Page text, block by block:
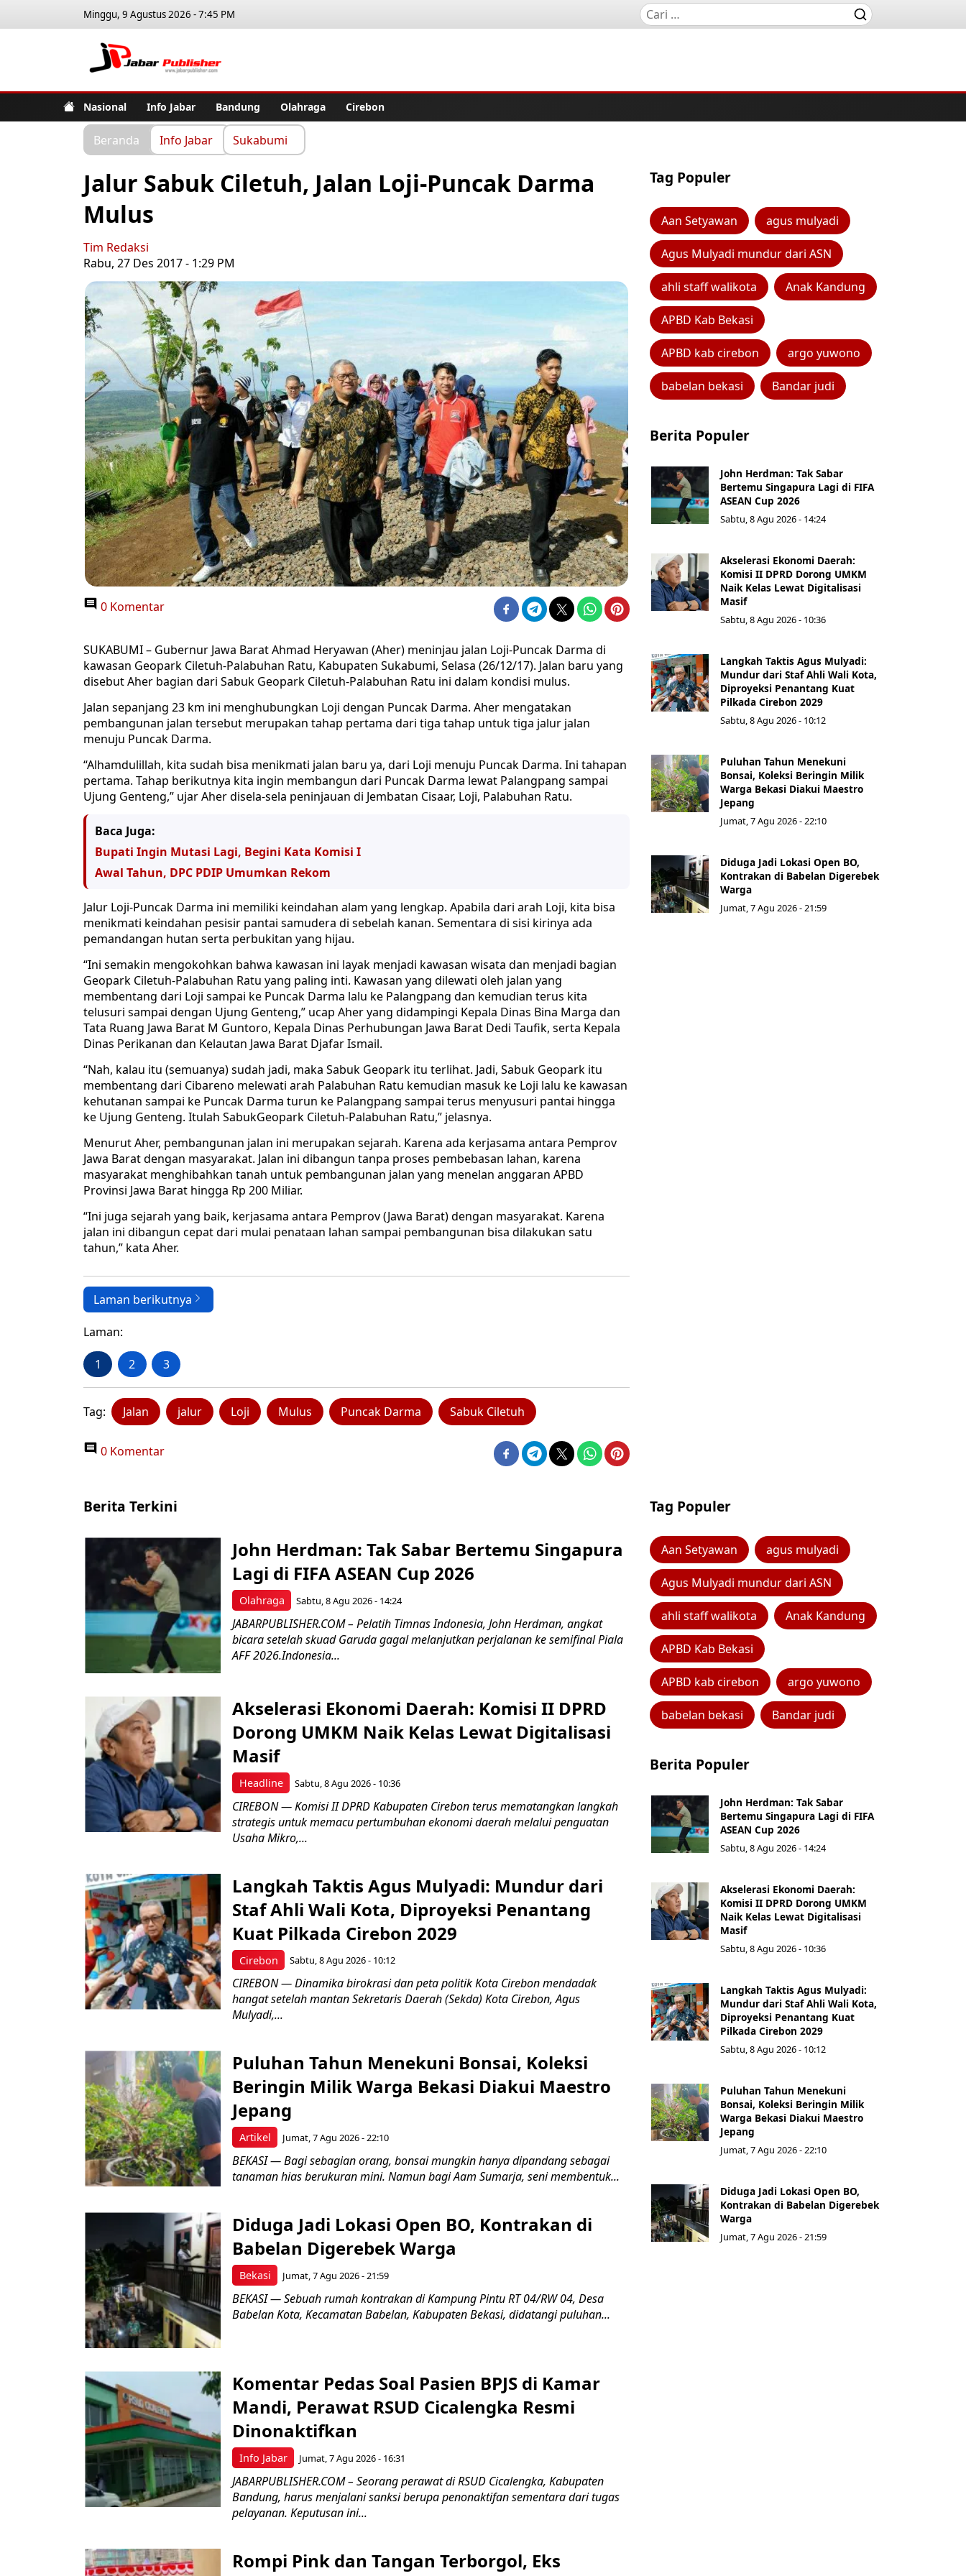
Minggu, 9 Agustus 2026 - 7:45 PM
Nasional Info Jabar Bandung Olahraga Cirebon
Beranda Info Jabar Sukabumi
Jalur Sabuk Ciletuh, Jalan Loji-Puncak Darma
Mulus
Tim Redaksi
Rabu, 27 Des 2017 - 1:29 PM
0 Komentar
SUKABUMI – Gubernur Jawa Barat Ahmad Heryawan (Aher) meninjau jalan Loji-Puncak Darma di
kawasan Geopark Ciletuh-Palabuhan Ratu, Kabupaten Sukabumi, Selasa (26/12/17). Jalan baru yang
disebut Aher bagian dari Sabuk Geopark Ciletuh-Palabuhan Ratu ini dalam kondisi mulus.
Jalan sepanjang 23 km ini menghubungkan Loji dengan Puncak Darma. Aher mengatakan
pembangunan jalan tersebut merupakan tahap pertama dari tiga tahap untuk tiga jalur jalan
menuju Puncak Darma.
“Alhamdulillah, kita sudah bisa menikmati jalan baru ya, dari Loji menuju Puncak Darma. Ini tahapan
pertama. Tahap berikutnya kita ingin membangun dari Puncak Darma lewat Palangpang sampai
Ujung Genteng,” ujar Aher disela-sela peninjauan di Jembatan Cisaar, Loji, Palabuhan Ratu.
Baca Juga:
Bupati Ingin Mutasi Lagi, Begini Kata Komisi I
Awal Tahun, DPC PDIP Umumkan Rekom
Jalur Loji-Puncak Darma ini memiliki keindahan alam yang lengkap. Apabila dari arah Loji, kita bisa
menikmati keindahan pesisir pantai samudera di sebelah kanan. Sementara di sisi kirinya ada
pemandangan hutan serta perbukitan yang hijau.
“Ini semakin mengokohkan bahwa kawasan ini layak menjadi kawasan wisata dan menjadi bagian
Geopark Ciletuh-Palabuhan Ratu yang paling inti. Kawasan yang dilewati oleh jalan yang
membentang dari Loji sampai ke Puncak Darma lalu ke Palangpang dan kemudian terus kita
telusuri sampai dengan Ujung Genteng,” ucap Aher yang didampingi Kepala Dinas Bina Marga dan
Tata Ruang Jawa Barat M Guntoro, Kepala Dinas Perhubungan Jawa Barat Dedi Taufik, serta Kepala
Dinas Perikanan dan Kelautan Jawa Barat Djafar Ismail.
“Nah, kalau itu (semuanya) sudah jadi, maka Sabuk Geopark itu terlihat. Jadi, Sabuk Geopark itu
membentang dari Cibareno melewati arah Palabuhan Ratu kemudian masuk ke Loji lalu ke kawasan
kehutanan sampai ke Puncak Darma turun ke Palangpang sampai terus menyusuri pantai hingga
ke Ujung Genteng. Itulah SabukGeopark Ciletuh-Palabuhan Ratu,” jelasnya.
Menurut Aher, pembangunan jalan ini merupakan sejarah. Karena ada kerjasama antara Pemprov
Jawa Barat dengan masyarakat. Jalan ini dibangun tanpa proses pembebasan lahan, karena
masyarakat menghibahkan tanah untuk pembangunan jalan yang menelan anggaran APBD
Provinsi Jawa Barat hingga Rp 200 Miliar.
“Ini juga sejarah yang baik, kerjasama antara Pemprov (Jawa Barat) dengan masyarakat. Karena
jalan ini dibangun cepat dari mulai penataan lahan sampai pembangunan bisa dilakukan satu
tahun,” kata Aher.
Laman berikutnya
Laman:
1 2 3
Tag: Jalan jalur Loji Mulus Puncak Darma Sabuk Ciletuh
0 Komentar
Tag Populer
Aan Setyawan agus mulyadi
Agus Mulyadi mundur dari ASN
ahli staff walikota Anak Kandung
APBD Kab Bekasi
APBD kab cirebon argo yuwono
babelan bekasi Bandar judi
Berita Populer
John Herdman: Tak Sabar
Bertemu Singapura Lagi di FIFA
ASEAN Cup 2026
Sabtu, 8 Agu 2026 - 14:24
Akselerasi Ekonomi Daerah:
Komisi II DPRD Dorong UMKM
Naik Kelas Lewat Digitalisasi
Masif
Sabtu, 8 Agu 2026 - 10:36
Langkah Taktis Agus Mulyadi:
Mundur dari Staf Ahli Wali Kota,
Diproyeksi Penantang Kuat
Pilkada Cirebon 2029
Sabtu, 8 Agu 2026 - 10:12
Puluhan Tahun Menekuni
Bonsai, Koleksi Beringin Milik
Warga Bekasi Diakui Maestro
Jepang
Jumat, 7 Agu 2026 - 22:10
Diduga Jadi Lokasi Open BO,
Kontrakan di Babelan Digerebek
Warga
Jumat, 7 Agu 2026 - 21:59
Berita Terkini
Olahraga
John Herdman: Tak Sabar Bertemu Singapura
Lagi di FIFA ASEAN Cup 2026
Sabtu, 8 Agu 2026 - 14:24
JABARPUBLISHER.COM – Pelatih Timnas Indonesia, John Herdman, angkat
bicara setelah skuad Garuda gagal melanjutkan perjalanan ke semifinal Piala
AFF 2026.Indonesia...
Headline
Akselerasi Ekonomi Daerah: Komisi II DPRD
Dorong UMKM Naik Kelas Lewat Digitalisasi
Masif
Sabtu, 8 Agu 2026 - 10:36
CIREBON — Komisi II DPRD Kabupaten Cirebon terus mematangkan langkah
strategis untuk memacu pertumbuhan ekonomi daerah melalui penguatan
Usaha Mikro,...
Cirebon
Langkah Taktis Agus Mulyadi: Mundur dari
Staf Ahli Wali Kota, Diproyeksi Penantang
Kuat Pilkada Cirebon 2029
Sabtu, 8 Agu 2026 - 10:12
CIREBON — Dinamika birokrasi dan peta politik Kota Cirebon mendadak
hangat setelah mantan Sekretaris Daerah (Sekda) Kota Cirebon, Agus
Mulyadi,...
Artikel
Puluhan Tahun Menekuni Bonsai, Koleksi
Beringin Milik Warga Bekasi Diakui Maestro
Jepang
Jumat, 7 Agu 2026 - 22:10
BEKASI — Bagi sebagian orang, bonsai mungkin hanya dipandang sebagai
tanaman hias berukuran mini. Namun bagi Aam Sumarja, seni membentuk...
Bekasi
Diduga Jadi Lokasi Open BO, Kontrakan di
Babelan Digerebek Warga
Jumat, 7 Agu 2026 - 21:59
BEKASI — Sebuah rumah kontrakan di Kampung Pintu RT 04/RW 04, Desa
Babelan Kota, Kecamatan Babelan, Kabupaten Bekasi, didatangi puluhan...
Info Jabar
Komentar Pedas Soal Pasien BPJS di Kamar
Mandi, Perawat RSUD Cicalengka Resmi
Dinonaktifkan
Jumat, 7 Agu 2026 - 16:31
JABARPUBLISHER.COM – Seorang perawat di RSUD Cicalengka, Kabupaten
Bandung, harus menjalani sanksi berupa penonaktifan sementara dari tugas
pelayanan. Keputusan ini...
Rompi Pink dan Tangan Terborgol, Eks
Tag Populer
Aan Setyawan agus mulyadi
Agus Mulyadi mundur dari ASN
ahli staff walikota Anak Kandung
APBD Kab Bekasi
APBD kab cirebon argo yuwono
babelan bekasi Bandar judi
Berita Populer
John Herdman: Tak Sabar
Bertemu Singapura Lagi di FIFA
ASEAN Cup 2026
Sabtu, 8 Agu 2026 - 14:24
Akselerasi Ekonomi Daerah:
Komisi II DPRD Dorong UMKM
Naik Kelas Lewat Digitalisasi
Masif
Sabtu, 8 Agu 2026 - 10:36
Langkah Taktis Agus Mulyadi:
Mundur dari Staf Ahli Wali Kota,
Diproyeksi Penantang Kuat
Pilkada Cirebon 2029
Sabtu, 8 Agu 2026 - 10:12
Puluhan Tahun Menekuni
Bonsai, Koleksi Beringin Milik
Warga Bekasi Diakui Maestro
Jepang
Jumat, 7 Agu 2026 - 22:10
Diduga Jadi Lokasi Open BO,
Kontrakan di Babelan Digerebek
Warga
Jumat, 7 Agu 2026 - 21:59